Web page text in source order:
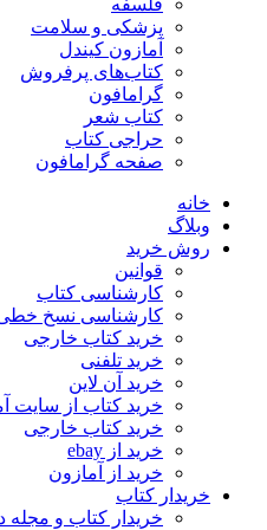
فلسفه
پزشکی و سلامت
آمازون کیندل
کتاب‌های پرفروش
گرامافون
کتاب شعر
حراجی کتاب
صفحه گرامافون
خانه
وبلاگ
روش خرید
قوانین
کارشناسی کتاب
کارشناسی نسخ
خرید کتاب خارجی
خرید تلفنی
خرید آن لاین
خرید کتاب از سایت
خرید کتاب خارجی
خرید از ebay
خرید از آمازون
خریدار کتاب
خریدار کتاب و